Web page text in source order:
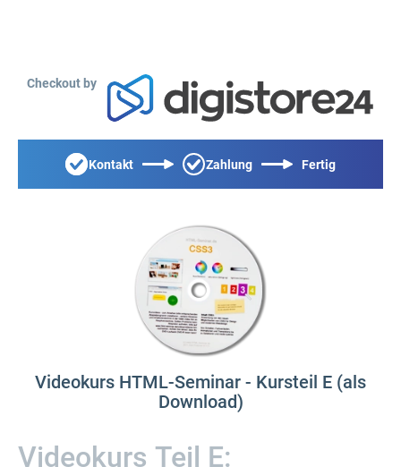
Checkout by
Kontakt Zahlung Fertig
Videokurs HTML-Seminar - Kursteil E (als
Download)
Videokurs Teil E: